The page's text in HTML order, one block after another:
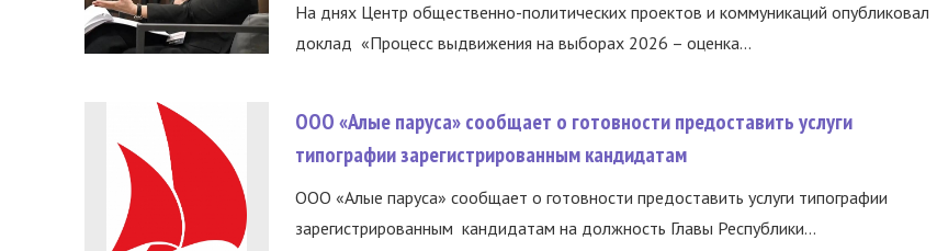
На днях Центр общественно-политических проектов и коммуникаций опубликовал
доклад «Процесс выдвижения на выборах 2026 – оценка...
ООО «Алые паруса» сообщает о готовности предоставить услуги
типографии зарегистрированным кандидатам
ООО «Алые паруса» сообщает о готовности предоставить услуги типографии
зарегистрированным кандидатам на должность Главы Республики...